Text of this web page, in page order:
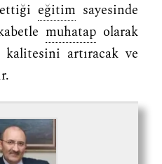
eğitim sayesinde
muhatap olarak
artıracak ve